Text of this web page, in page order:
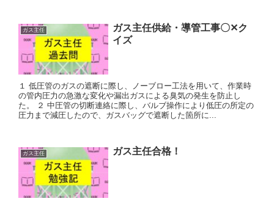
ガス主任
ガス主任供給・導管工事〇✕ク
イズ
１ 低圧管のガスの遮断に際し、ノーブロー工法を用いて、作業時
の管内圧力の急激な変化や漏出ガスによる臭気の発生を防止し
た。 ２ 中圧管の切断連絡に際し、バルブ操作により低圧の所定の
圧力まで減圧したので、ガスバッグで遮断した箇所に...
ガス主任 ガス主任合格！